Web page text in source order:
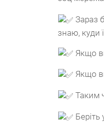
Зараз
знаю, куди
Якщо
Якщо
Таким
Беріть